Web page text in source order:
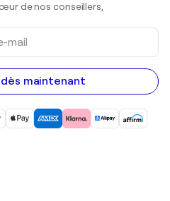
de nos conseillers,
maintenant